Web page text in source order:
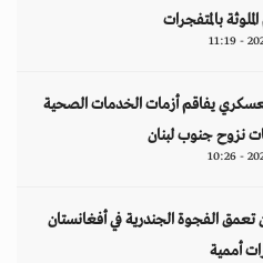
بالمتفجرات
يفاقم أزمات الخدمات الصحية
نزوح جنوب لبنان
تعمق الفجوة الجندرية في أفغانستان
أممية